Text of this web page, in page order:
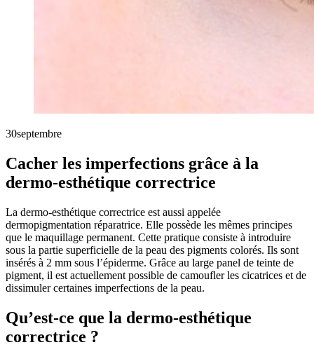
30septembre
Cacher les imperfections grâce à la
dermo-esthétique correctrice
La dermo-esthétique correctrice est aussi appelée
dermopigmentation réparatrice. Elle possède les mêmes principes
que le maquillage permanent. Cette pratique consiste à introduire
sous la partie superficielle de la peau des pigments colorés. Ils sont
insérés à 2 mm sous l’épiderme. Grâce au large panel de teinte de
pigment, il est actuellement possible de camoufler les cicatrices et de
dissimuler certaines imperfections de la peau.
Qu’est-ce que la dermo-esthétique
correctrice ?